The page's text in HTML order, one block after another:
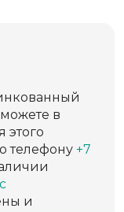
в
этого
телефону +7
и